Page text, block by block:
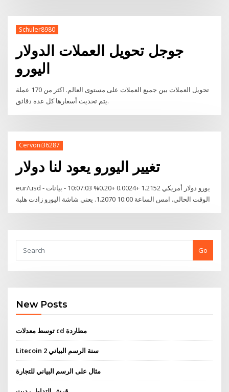
Schuler8980
جوجل تحويل العملات الدولار
اليورو
تحويل العملات بين جميع العملات على مستوى العالم. اكثر من 170 عملة
يتم تحديث أسعارها كل عدة دقائق.
Cervoni36287
تغيير اليورو يعود لنا دولار
eur/usd - يورو دولار أمريكي 1.2152 +0.0024 +0.20% 10:07:03 - بيانات
الوقت الحالي. امس الساعة 10:00 1.2070. يعني شاشة اليورو زادت هلبة
Go
New Posts
توسط معدلات cd مطاردة
Litecoin 2 سنة الرسم البياني
مثال على الرسم البياني للتجارة